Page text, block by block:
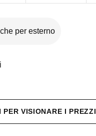
per esterno
PER VISIONARE I PREZZI